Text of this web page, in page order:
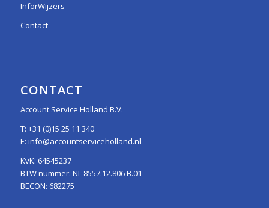
InforWijzers
Contact
CONTACT
Account Service Holland B.V.
T: +31 (0)15 25 11 340
E: info@accountserviceholland.nl
KvK: 64545237
BTW nummer: NL 8557.12.806 B.01
BECON: 682275